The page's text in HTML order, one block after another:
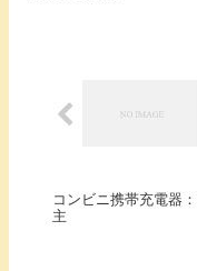
コンビニ携帯充電器
主